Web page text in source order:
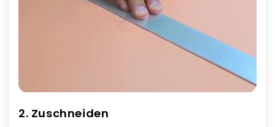
2. Zuschneiden